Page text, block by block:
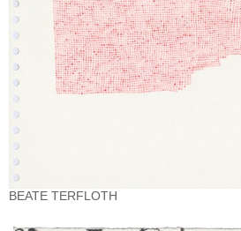
BEATE TERFLOTH